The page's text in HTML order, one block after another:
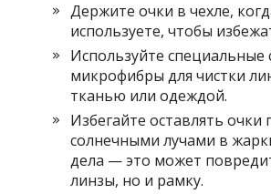
Держите очки в чехле,
используете, чтобы
Используйте специальные
микрофибры для чистки
тканью или одеждой.
Избегайте оставлять
солнечными лучами в
дела — это может
линзы, но и рамку.